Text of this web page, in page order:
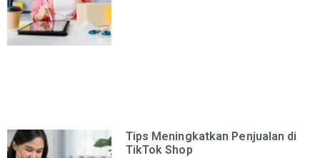
Tips Meningkatkan Penjualan di
TikTok Shop